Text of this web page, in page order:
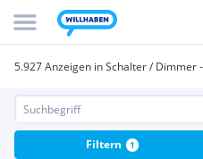
5.927 Anzeigen in Schalter / Dimmer
Filtern 1